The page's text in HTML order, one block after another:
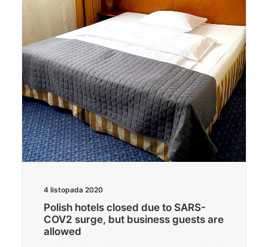
4 listopada 2020
Polish hotels closed due to SARS-
COV2 surge, but business guests are
allowed